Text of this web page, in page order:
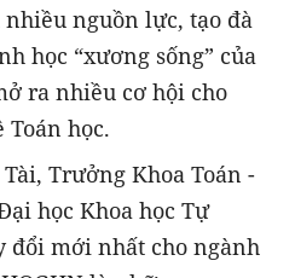
nguồn lực, tạo đà
học “xương sống” của
ra nhiều cơ hội cho
học.
Tài, Trưởng Khoa Toán -
học Khoa học Tự
đổi mới nhất cho ngành